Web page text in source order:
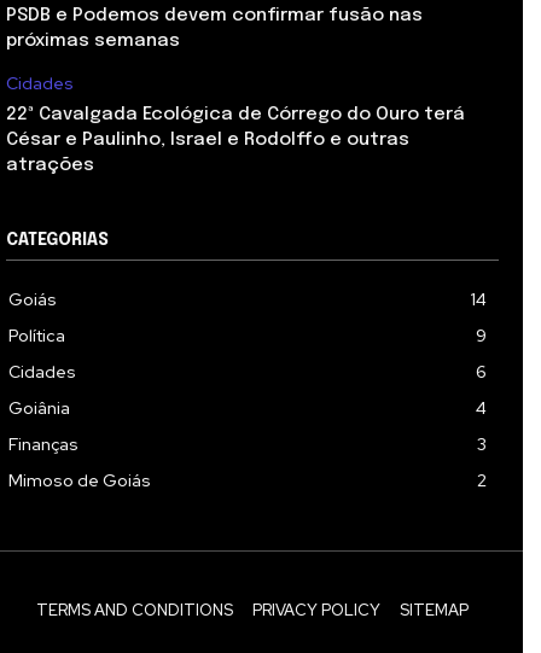
PSDB e Podemos devem confirmar fusão nas
próximas semanas
Cidades
22ª Cavalgada Ecológica de Córrego do Ouro terá
César e Paulinho, Israel e Rodolffo e outras
atrações
CATEGORIAS
Goiás
14
Política
9
Cidades
6
Goiânia
4
Finanças
3
Mimoso de Goiás
2
TERMS AND CONDITIONS PRIVACY POLICY SITEMAP